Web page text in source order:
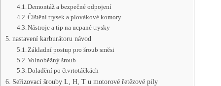
Demontáž a bezpečné odpojení
Čištění trysek a plovákové komory
Nástroje a tip na ucpané trysky
nastavení karburátoru návod
Základní postup pro šroub směsi
Volnoběžný šroub
Doladění po čtvrtotáčkách
Seřizovací šrouby L, H, T u motorové řetězové pily